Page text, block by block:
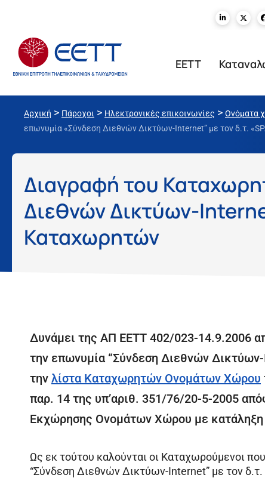
ΕΕΤΤ
Αρχική > Πάροχοι > Ηλεκτρονικές επικοινωνίες > Ονόματα
επωνυμία «Σύνδεση Διεθνών Δικτύων-Internet” με τον δ.τ.
Διαγραφή του
Διεθνών Δικτύων-
Καταχωρητών
Δυνάμει της ΑΠ ΕΕΤΤ 402/023-14.9.2006
την επωνυμία “Σύνδεση Διεθνών
την λίστα Καταχωρητών Ονομάτων Χώρου
παρ. 14 της υπ’αριθ. 351/76/20-5-2005
Εκχώρησης Ονομάτων Χώρου με
Ως εκ τούτου καλούνται οι Καταχωρούμενοι
“Σύνδεση Διεθνών Δικτύων-Internet” με τον